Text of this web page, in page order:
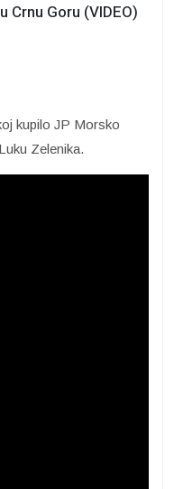
Crnu Goru (VIDEO)
kupilo JP Morsko
Zelenika.